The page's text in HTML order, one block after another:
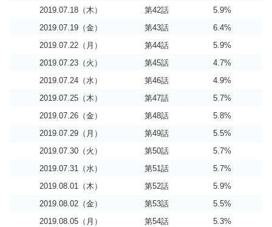
2019.07.18（木）
第42話
5.9%
2019.07.19（金）
第43話
6.4%
2019.07.22（月）
第44話
5.9%
2019.07.23（火）
第45話
4.7%
2019.07.24（水）
第46話
4.9%
2019.07.25（木）
第47話
5.7%
2019.07.26（金）
第48話
5.8%
2019.07.29（月）
第49話
5.5%
2019.07.30（火）
第50話
5.7%
2019.07.31（水）
第51話
5.7%
2019.08.01（木）
第52話
5.9%
2019.08.02（金）
第53話
5.5%
2019.08.05（月）
第54話
5.3%